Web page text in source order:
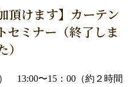
頂けます】カーテン
セミナー（終了しま
）
13:00〜15：00（約２時間